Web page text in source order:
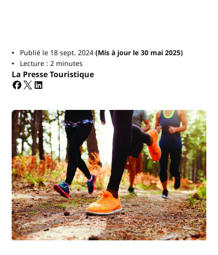
Publié le 18 sept. 2024(Mis à jour le 30 mai 2025)
Lecture : 2 minutes
La Presse Touristique